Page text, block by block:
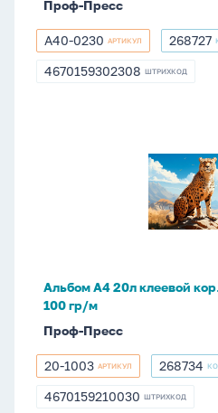
гр/
м
Проф-Пресс
А40-
0230
А40-0230 АРТИКУЛ 268727
268727
4670159302308
4670159302308 ШТРИХКОД
пл.
100
гр/
м
Альбом А4 20л клеевой
100 гр/м
Проф-Пресс
20-
1003
20-1003 АРТИКУЛ 268734
268734
4670159210030
4670159210030 ШТРИХКОД